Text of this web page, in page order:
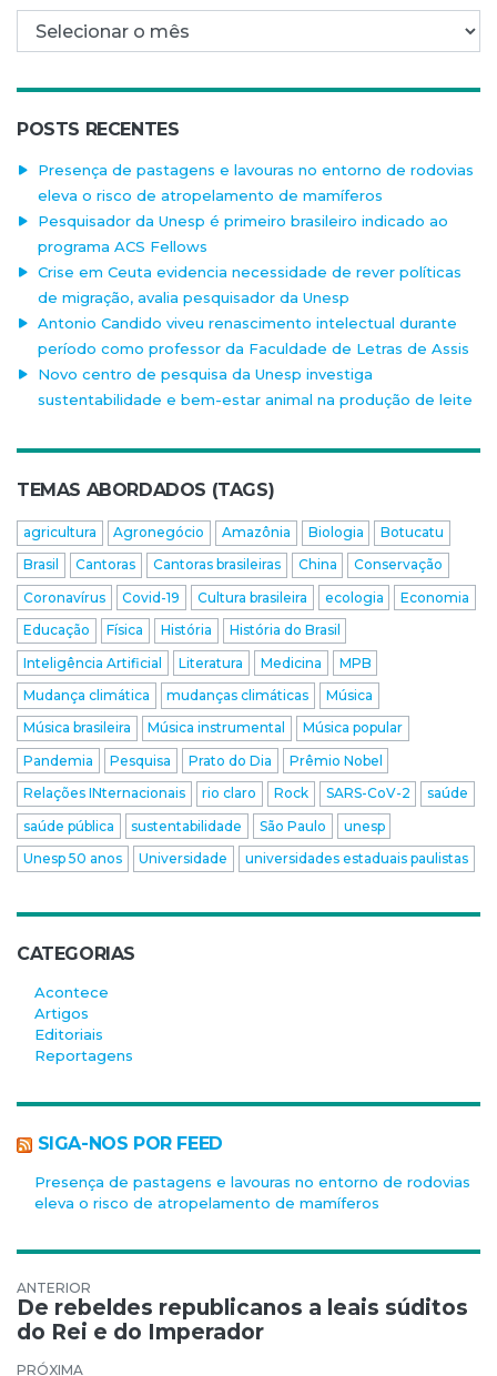
Arquivo mensal
POSTS RECENTES
Presença de pastagens e lavouras no entorno de rodovias
eleva o risco de atropelamento de mamíferos
Pesquisador da Unesp é primeiro brasileiro indicado ao
programa ACS Fellows
Crise em Ceuta evidencia necessidade de rever políticas
de migração, avalia pesquisador da Unesp
Antonio Candido viveu renascimento intelectual durante
período como professor da Faculdade de Letras de Assis
Novo centro de pesquisa da Unesp investiga
sustentabilidade e bem-estar animal na produção de leite
TEMAS ABORDADOS (TAGS)
agricultura Agronegócio Amazônia Biologia
Botucatu
Brasil
Cantoras Cantoras brasileiras China
Conservação
Coronavírus
Covid-19 Cultura brasileira ecologia
Economia
Educação
Física História
História do Brasil
Inteligência Artificial
Literatura Medicina
MPB
Mudança climática
mudanças climáticas
Música
Música brasileira
Música instrumental
Música popular
Pandemia
Pesquisa Prato do Dia
Prêmio Nobel
Relações INternacionais
rio claro Rock SARS-CoV-2
saúde
saúde pública
sustentabilidade São Paulo
unesp
Unesp 50 anos
Universidade universidades estaduais paulistas
CATEGORIAS
Acontece
Artigos
Editoriais
Reportagens
SIGA-NOS POR FEED
Presença de pastagens e lavouras no entorno de rodovias
eleva o risco de atropelamento de mamíferos
Navegação de Post
De rebeldes republicanos a leais súditos
do Rei e do Imperador